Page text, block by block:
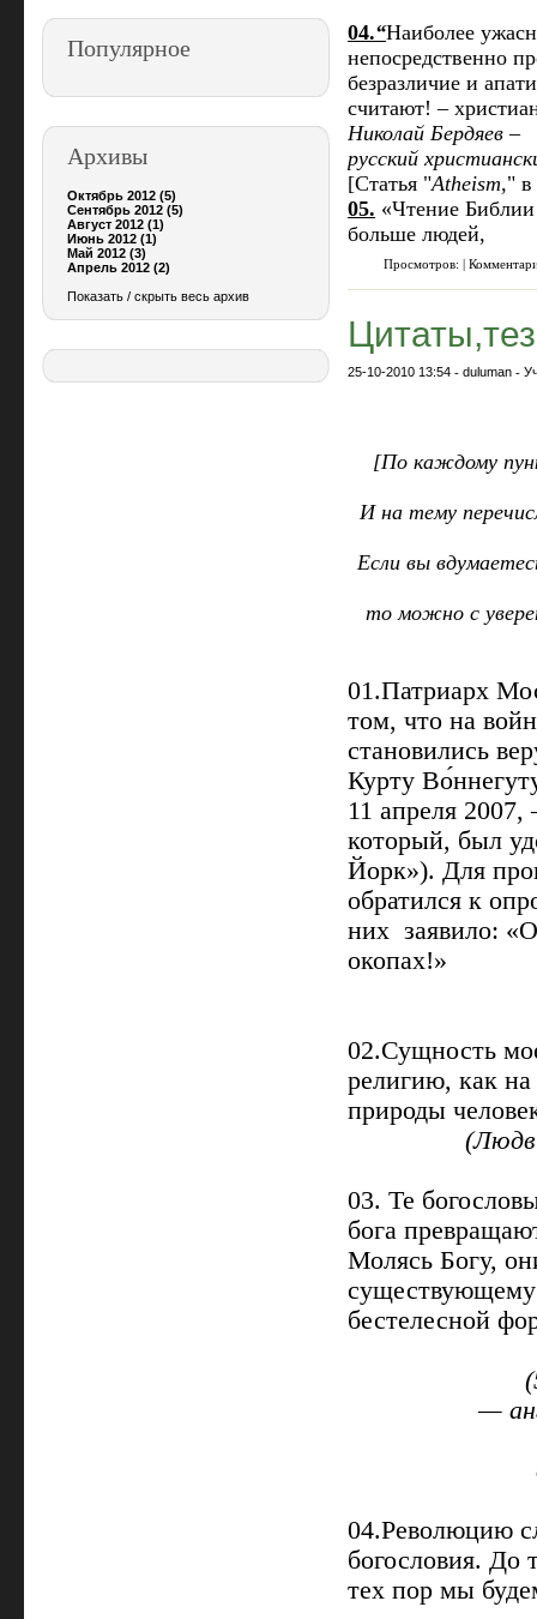
Популярное
Архивы
Октябрь 2012 (5)
Сентябрь 2012 (5)
Август 2012 (1)
Июнь 2012 (1)
Май 2012 (3)
Апрель 2012 (2)
Показать / скрыть весь архив
04.“Наиболее
непосредственно
безразличие и
считают! –
Николай Бердяев –
русский
[Статья "Atheism," в
05. «Чтение Библии
больше людей,
Просмотров: |
25-10-2010 13:54 -duluman -
[По каждому
И на тему
Если вы
то можно с
01.Патриарх
том, что на
становились
Курту
11 апреля
который, был
Йорк»). Для
обратился к
них заявило:
окопах!»
02.Сущность
религию, как
природы
03. Те
бога
Молясь Богу,
бестелесной
—
04.Революцию
богословия. До
тех пор мы